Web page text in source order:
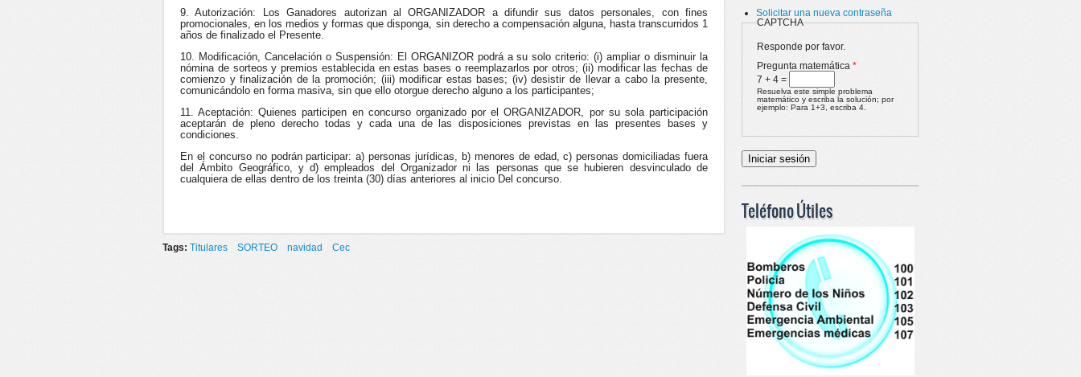
9. Autorización: Los Ganadores autorizan al ORGANIZADOR a difundir sus datos personales, con fines
promocionales, en los medios y formas que disponga, sin derecho a compensación alguna, hasta transcurridos 1
años de finalizado el Presente.
10. Modificación, Cancelación o Suspensión: El ORGANIZOR podrá a su solo criterio: (i) ampliar o disminuir la
nómina de sorteos y premios establecida en estas bases o reemplazarlos por otros; (ii) modificar las fechas de
comienzo y finalización de la promoción; (iii) modificar estas bases; (iv) desistir de llevar a cabo la presente,
comunicándolo en forma masiva, sin que ello otorgue derecho alguno a los participantes;
11. Aceptación: Quienes participen en concurso organizado por el ORGANIZADOR, por su sola participación
aceptarán de pleno derecho todas y cada una de las disposiciones previstas en las presentes bases y
condiciones.
En el concurso no podrán participar: a) personas jurídicas, b) menores de edad, c) personas domiciliadas fuera
del Ámbito Geográfico, y d) empleados del Organizador ni las personas que se hubieren desvinculado de
cualquiera de ellas dentro de los treinta (30) días anteriores al inicio Del concurso.
Tags: Titulares SORTEO navidad Cec
Solicitar una nueva contraseña
CAPTCHA
Responde por favor.
Pregunta matemática *
7 + 4 =
Resuelva este simple problema
matemático y escriba la solución; por
ejemplo: Para 1+3, escriba 4.
Teléfono Útiles